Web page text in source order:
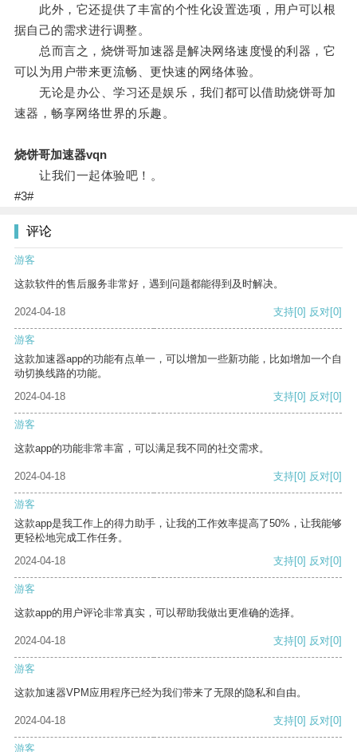
此外，它还提供了丰富的个性化设置选项，用户可以根
据自己的需求进行调整。
总而言之，烧饼哥加速器是解决网络速度慢的利器，它
可以为用户带来更流畅、更快速的网络体验。
无论是办公、学习还是娱乐，我们都可以借助烧饼哥加
速器，畅享网络世界的乐趣。
烧饼哥加速器vqn
让我们一起体验吧！。
#3#
评论
游客
这款软件的售后服务非常好，遇到问题都能得到及时解决。
2024-04-18 支持[0] 反对[0]
游客
这款加速器app的功能有点单一，可以增加一些新功能，比如增加一个自
动切换线路的功能。
2024-04-18
支持[0] 反对[0]
游客
这款app的功能非常丰富，可以满足我不同的社交需求。
2024-04-18 支持[0] 反对[0]
游客
这款app是我工作上的得力助手，让我的工作效率提高了50%，让我能够
更轻松地完成工作任务。
2024-04-18
支持[0] 反对[0]
游客
这款app的用户评论非常真实，可以帮助我做出更准确的选择。
2024-04-18 支持[0] 反对[0]
游客
这款加速器VPM应用程序已经为我们带来了无限的隐私和自由。
2024-04-18 支持[0] 反对[0]
游客